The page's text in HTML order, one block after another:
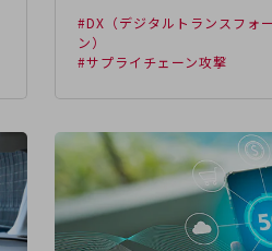
#DX（デジタルトランスフォ
ン）
#サプライチェーン攻撃